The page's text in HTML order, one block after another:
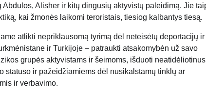
Alisher ir kitų dingusių aktyvistų paleidimą. Jie
kai žmonės laikomi teroristais, tiesiog kalbantys tiesą.
atlikti nepriklausomą tyrimą dėl neteisėtų deportacijų ir
ir Turkijoje – patraukti atsakomybėn už savo
grupės aktyvistams ir šeimoms, išduoti neatidėliotinus
statuso ir pažeidžiamiems dėl nusikalstamų tinklų ar
ir verbavimo.